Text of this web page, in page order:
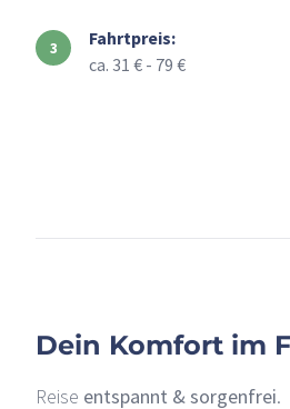
Fahrtpreis:
ca. 31 € - 79 €
Dein Komfort im
Reise entspannt & sorgenfrei.